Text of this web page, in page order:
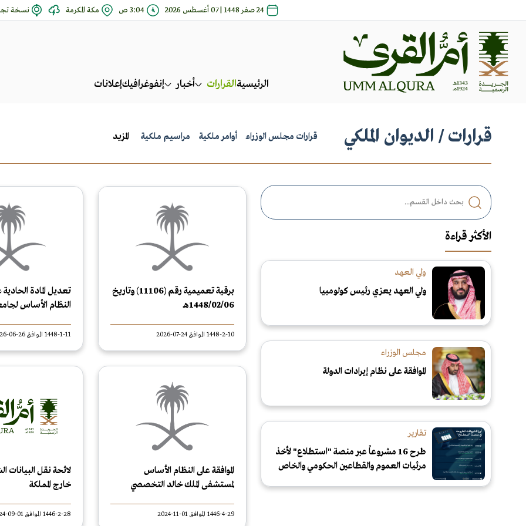
24 صفر 1448 | 07 أغسطس 2026 3:04 ص مكة المكرمة نسخة
الرئيسيةالقرارات أخبار إنفوغرافيكإعلانات
قرارات/ الديوان الملكي قرارات مجلس الوزراء أوامر ملكية مراسيم ملكية المزيد
الأكثر قراءة
ولي العهد
ولي العهد يعزي رئيس كولومبيا
مجلس الوزراء
الموافقة على نظام إيرادات الدولة
تقارير
طرح 16 مشروعاً عبر منصة "استطلاع" لأخذ
مرئيات العموم والقطاعين الحكومي والخاص
برقية تعميمية رقم (11106) وتاريخ
1448/02/06هـ
1448-2-10 الموافق 24-07-2026
تعديل المادة
النظام الأساس
1448-1-11 الموافق 26-06-2026
الموافقة على النظام الأساس
لمستشفى الملك خالد التخصصي
1446-4-29 الموافق 01-11-2024
لائحة نقل البيانات
خارج المملكة
1446-2-28 الموافق 01-09-2024